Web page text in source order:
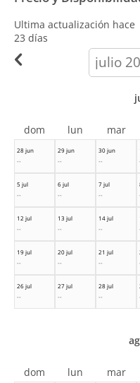
Ultima actualización hace
23 días
calendar-
month
28 jun
--
29 jun
--
30 jun
--
5 jul
--
6 jul
--
7 jul
--
12 jul
--
13 jul
--
14 jul
--
19 jul
--
20 jul
--
21 jul
--
26 jul
--
27 jul
--
28 jul
--
dom lun mar
dom lun mar